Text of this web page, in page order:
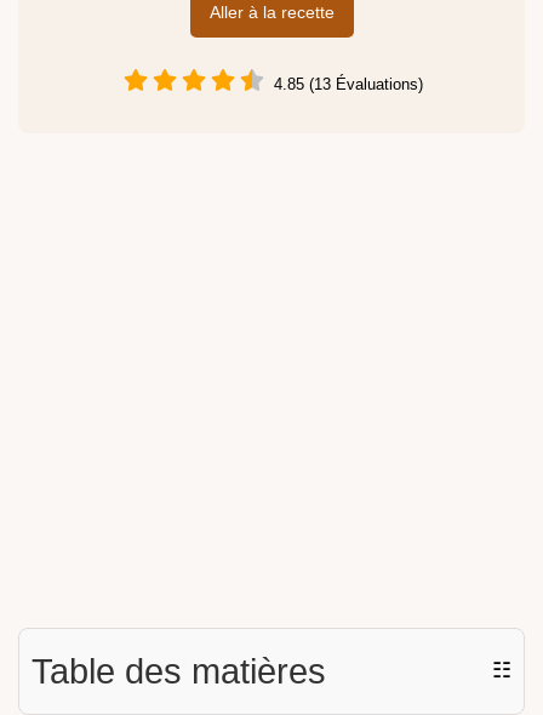
Aller à la recette
4.85 (13 Évaluations)
Table des matières ☷